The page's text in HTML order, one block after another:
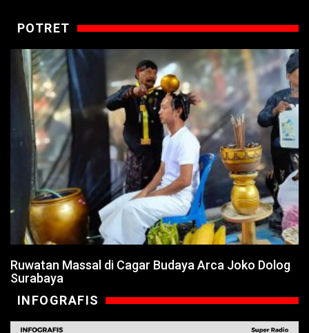
POTRET
Ruwatan Massal di Cagar Budaya Arca Joko Dolog
Surabaya
INFOGRAFIS